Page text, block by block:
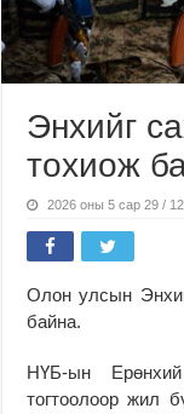
Энхийг
тохиож
2026 оны 5 сар 29 /
Олон улсын
байна.
НҮБ-ын
тогтоолоор жил